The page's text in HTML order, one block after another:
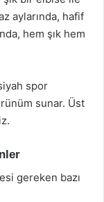
aylarında, hafif
hem şık hem
spor
sunar. Üst
gereken bazı